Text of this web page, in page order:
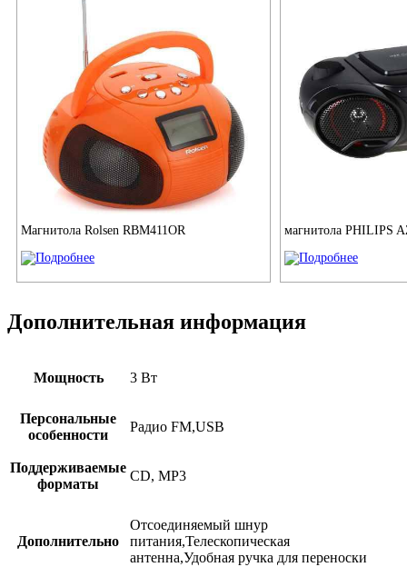
Магнитола Rolsen RBM411OR магнитола PHILIPS
Дополнительная информация
Мощность 3 Вт
Персональные
особенности
Радио FM,USB
Поддерживаемые
форматы
CD, MP3
Дополнительно
Отсоединяемый шнур
питания,Телескопическая
антенна,Удобная ручка для переноски